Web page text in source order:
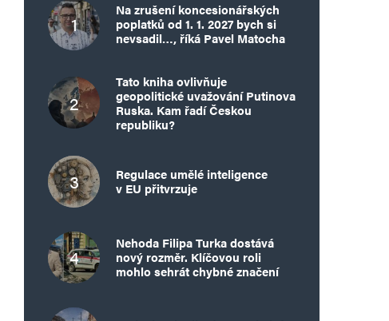
Na zrušení koncesionářských
poplatků od 1. 1. 2027 bych si
nevsadil…, říká Pavel Matocha
Tato kniha ovlivňuje
geopolitické uvažování Putinova
Ruska. Kam řadí Českou
republiku?
Regulace umělé inteligence
v EU přitvrzuje
Nehoda Filipa Turka dostává
nový rozměr. Klíčovou roli
mohlo sehrát chybné značení